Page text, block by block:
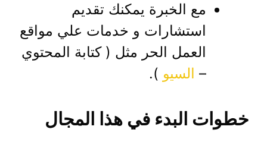
مع الخبرة يمكنك تقديم
استشارات و خدمات علي مواقع
العمل الحر مثل ( كتابة المحتوي
– السيو ).
خطوات البدء في هذا المجال